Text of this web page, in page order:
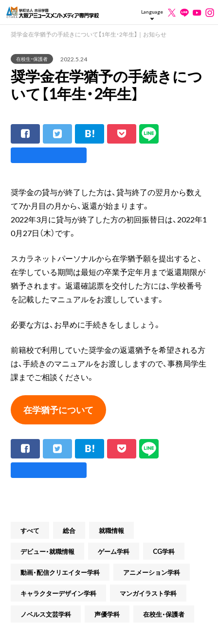
Language
奨学金在学猶予の手続きについて【1年生・2年生】｜お知らせ
在校生・保護者 2022.5.24
奨学金在学猶予の手続きにつ
いて【1年生・2年生】
奨学金の貸与が終了した方は、貸与終了の翌月から数え
て7か月目の月から、返還が始まります。
2022年3月に貸与が終了した方の初回振替日は、2022年1
0月27日（木）です。
スカラネットパーソナルから在学猶予願を提出すると、
在学している期間は最短の卒業予定年月まで返還期限が
猶予されます。 返還確認票を交付した方には、学校番号
を記載したマニュアルをお渡ししています。
必要な方は、お早めに手続きをしましょう。
前籍校で利用していた奨学金の返還猶予を希望される方
は、手続きのマニュアルをお渡ししますので、事務局学生
課までご相談ください。
在学猶予について
すべて 総合 就職情報
デビュー・就職情報 ゲーム学科 CG学科
動画・配信クリエイター学科 アニメーション学科
キャラクターデザイン学科 マンガイラスト学科
ノベルス文芸学科 声優学科 在校生・保護者